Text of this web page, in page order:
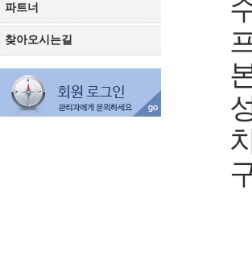
파트너
찾아오시는길